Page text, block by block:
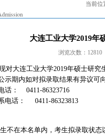
当前位
大连工业大学2019年
浏览次数：12810
大连工业大学2019年硕士研究
示期内如对拟录取结果有异议可
话： 0411-86323716
电话： 0411-86323813
不在本名单内，考生拟录取状态